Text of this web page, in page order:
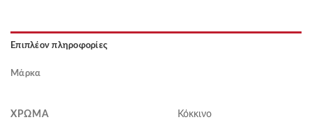
Επιπλέον πληροφορίες
Μάρκα
ΧΡΏΜΑ Κόκκινο